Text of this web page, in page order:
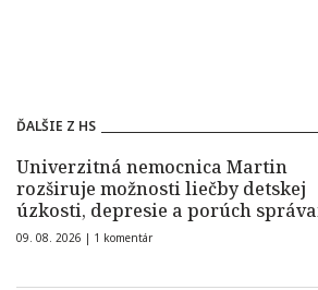
ĎALŠIE Z HS
Univerzitná nemocnica Martin
rozširuje možnosti liečby detskej
úzkosti, depresie a porúch
09. 08. 2026 | 1 komentár